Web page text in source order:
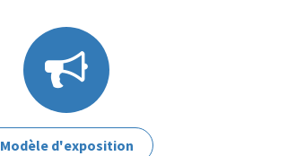
Modèle d'exposition